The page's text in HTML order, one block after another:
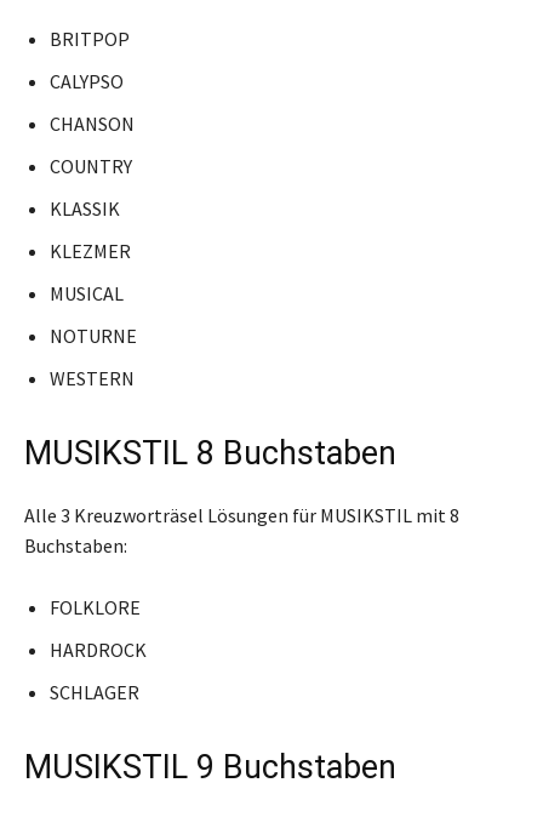
BRITPOP
CALYPSO
CHANSON
COUNTRY
KLASSIK
KLEZMER
MUSICAL
NOTURNE
WESTERN
MUSIKSTIL 8 Buchstaben
Alle 3 Kreuzworträsel Lösungen für MUSIKSTIL mit 8
Buchstaben:
FOLKLORE
HARDROCK
SCHLAGER
MUSIKSTIL 9 Buchstaben